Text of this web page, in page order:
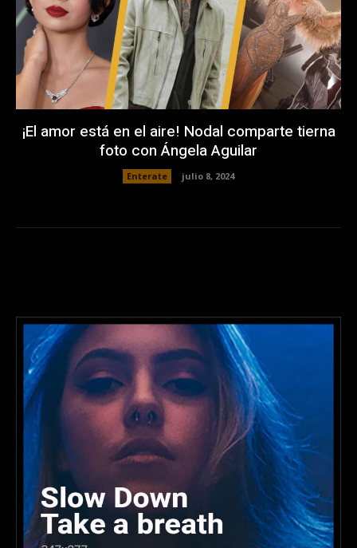
¡El amor está en el aire! Nodal comparte tierna
foto con Ángela Aguilar
Enterate julio 8, 2024